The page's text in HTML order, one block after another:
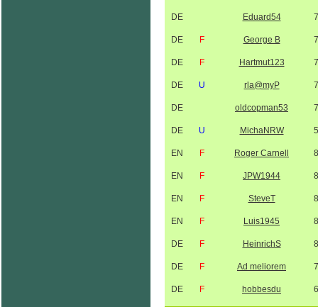
DE Eduard54
DE F George B
DE F Hartmut123
DE U rla@myP
DE oldcopman53
DE U MichaNRW
EN F Roger Carnell
EN F JPW1944
EN F SteveT
EN F Luis1945
DE F HeinrichS
DE F Ad meliorem
DE F hobbesdu